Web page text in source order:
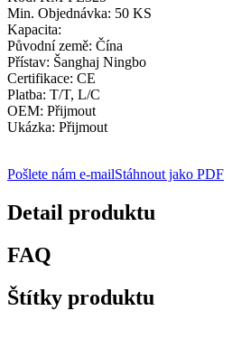
Min. Objednávka: 50 KS
Kapacita:
Původní země: Čína
Přístav: Šanghaj Ningbo
Certifikace: CE
Platba: T/T, L/C
OEM: Přijmout
Ukázka: Přijmout
Pošlete nám e-mailStáhnout jako PDF
Detail produktu
FAQ
Štítky produktu